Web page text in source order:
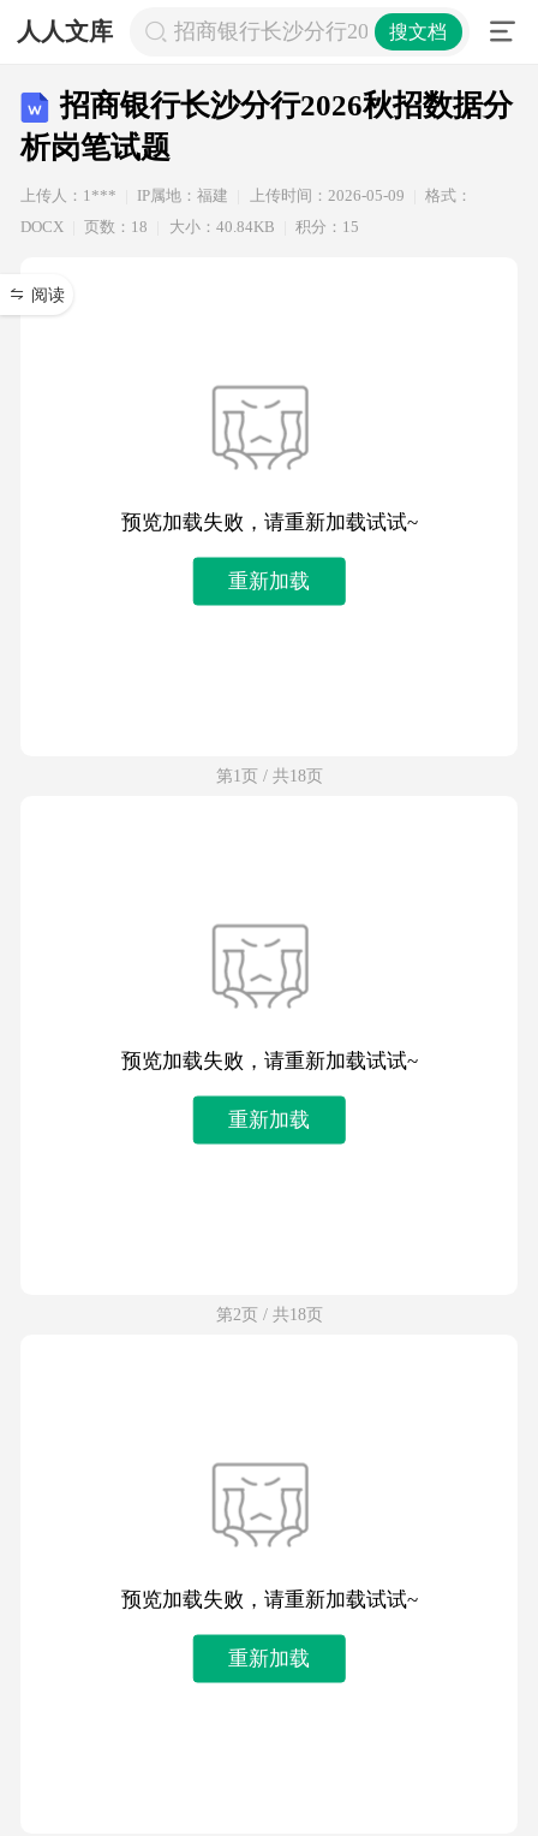
人人文库 招商银行长沙分行2026秋招数据分析
搜文档
招商银行长沙分行2026秋招数据分
析岗笔试题
上传人：1*** IP属地：福建 上传时间：2026-05-09
格式：
DOCX
页数：18 大小：40.84KB 积分：15
阅读
预览加载失败，请重新加载试试~
重新加载
第1页 / 共18页
预览加载失败，请重新加载试试~
重新加载
第2页 / 共18页
预览加载失败，请重新加载试试~
重新加载